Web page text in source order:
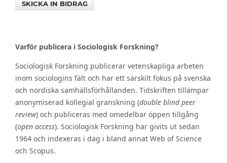
SKICKA IN BIDRAG
Varför publicera i Sociologisk Forskning?
Sociologisk Forskning publicerar vetenskapliga arbeten
inom sociologins fält och har ett särskilt fokus på svenska
och nordiska samhällsförhållanden. Tidskriften tillämpar
anonymiserad kollegial granskning (double blind peer
review) och publiceras med omedelbar öppen tillgång
(open access). Sociologisk Forskning har givits ut sedan
1964 och indexeras i dag i bland annat Web of Science
och Scopus.